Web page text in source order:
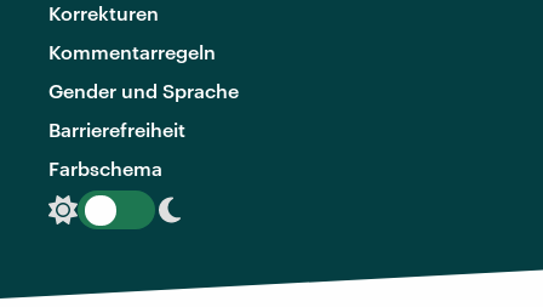
Korrekturen
Kommentarregeln
Gender und Sprache
Barrierefreiheit
Farbschema